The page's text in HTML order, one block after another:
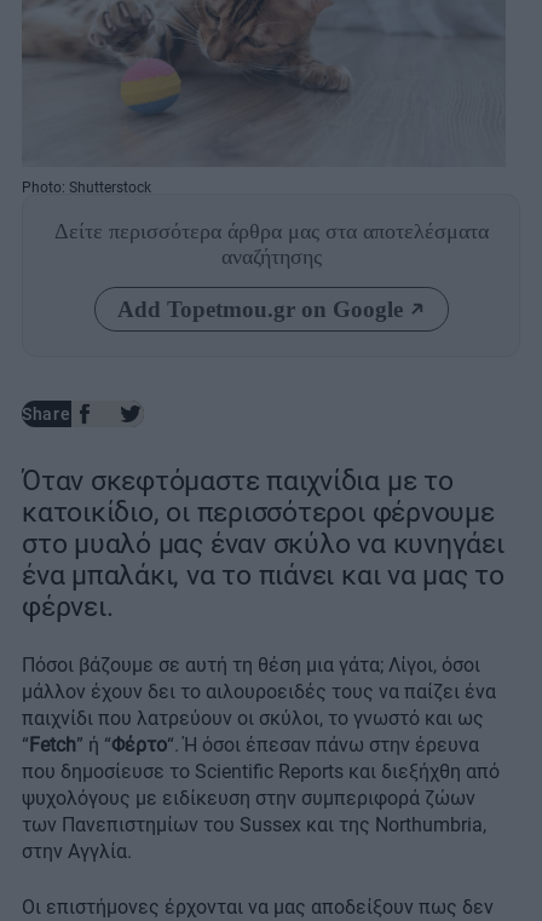
Photo: Shutterstock
Δείτε περισσότερα άρθρα μας στα αποτελέσματα
αναζήτησης
Add Topetmou.gr on Google
Share
Όταν σκεφτόμαστε παιχνίδια με το
κατοικίδιο, οι περισσότεροι φέρνουμε
στο μυαλό μας έναν σκύλο να κυνηγάει
ένα μπαλάκι, να το πιάνει και να μας το
φέρνει.
Πόσοι βάζουμε σε αυτή τη θέση μια γάτα; Λίγοι, όσοι
μάλλον έχουν δει το αιλουροειδές τους να παίζει ένα
παιχνίδι που λατρεύουν οι σκύλοι, το γνωστό και ως
“ Fetch” ή “Φέρτο“. Ή όσοι έπεσαν πάνω στην έρευνα
που δημοσίευσε το Scientific Reports και διεξήχθη από
ψυχολόγους με ειδίκευση στην συμπεριφορά ζώων
των Πανεπιστημίων του Sussex και της Northumbria,
στην Αγγλία.
Οι επιστήμονες έρχονται να μας αποδείξουν πως δεν